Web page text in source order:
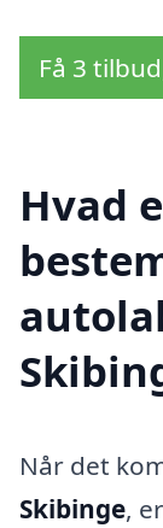
Få 3
Hvad
Når det
Skibinge,